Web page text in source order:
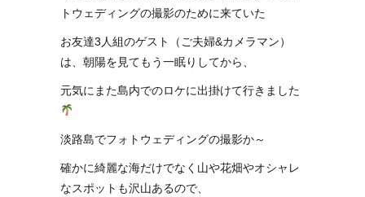
トウェディングの撮影のために来ていた
お友達3人組のゲスト（ご夫婦&カメラマン）
は、朝陽を見てもう一眠りしてから、
元気にまた島内でのロケに出掛けて行きました
淡路島でフォトウェディングの撮影か～
確かに綺麗な海だけでなく山や花畑やオシャレ
なスポットも沢山あるので、